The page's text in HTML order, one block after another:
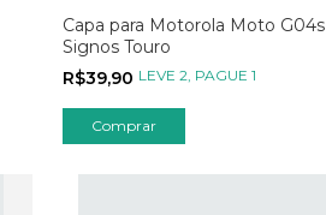
Capa para Motorola Moto G04s
Signos Touro
R$39,90 LEVE 2, PAGUE 1
Comprar